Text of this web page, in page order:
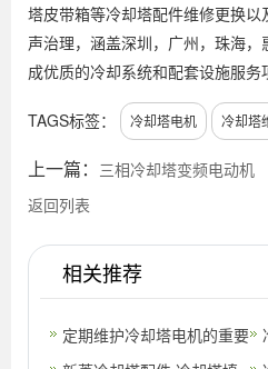
塔皮带箱等冷却塔配件维修更换
声治理，涵盖深圳，广州，珠海
成优质的冷却系统和配套设施服务
TAGS标签： 冷却塔电机 冷却塔
上一篇： 三相冷却塔变频电动机
返回列表
相关推荐
定期维护冷却塔电机的重要